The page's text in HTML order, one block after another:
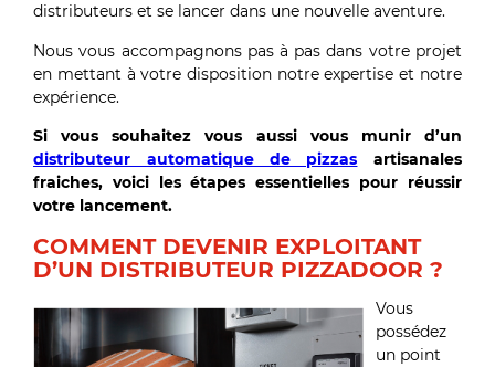
distributeurs et se lancer dans une nouvelle aventure.
Nous vous accompagnons pas à pas dans votre projet
en mettant à votre disposition notre expertise et notre
expérience.
Si vous souhaitez vous aussi vous munir d’un
distributeur automatique de pizzas artisanales
fraiches, voici les étapes essentielles pour réussir
votre lancement.
COMMENT DEVENIR EXPLOITANT
D’UN DISTRIBUTEUR PIZZADOOR ?
Vous
possédez
un point